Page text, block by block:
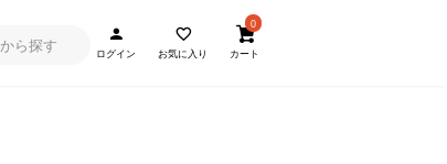
ログイン お気に入り
0
カート